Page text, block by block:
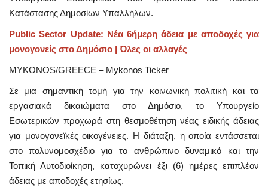
Κατάστασης Δημοσίων Υπαλλήλων.
Public Sector Update: Νέα 6ήμερη άδεια με αποδοχές για
μονογονείς στο Δημόσιο | Όλες οι αλλαγές
MYKONOS/GREECE – Mykonos Ticker
Σε μια σημαντική τομή για την κοινωνική πολιτική και τα
εργασιακά δικαιώματα στο Δημόσιο, το Υπουργείο
Εσωτερικών προχωρά στη θεσμοθέτηση νέας ειδικής άδειας
για μονογονεϊκές οικογένειες. Η διάταξη, η οποία εντάσσεται
στο πολυνομοσχέδιο για το ανθρώπινο δυναμικό και την
Τοπική Αυτοδιοίκηση, κατοχυρώνει έξι (6) ημέρες επιπλέον
άδειας με αποδοχές ετησίως.